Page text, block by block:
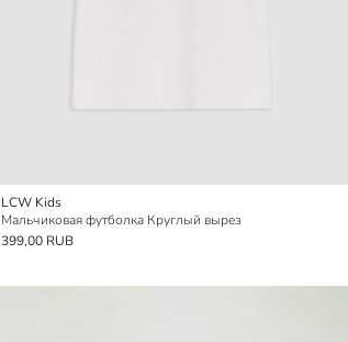
LCW Kids
Мальчиковая футболка Круглый вырез
399,00 RUB